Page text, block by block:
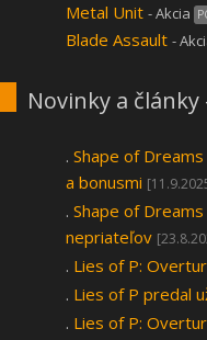
Metal Unit - Akcia
Blade Assault -
Novinky a články
. Shape of
a bonusmi
. Shape of
nepriateľov
. Lies of P:
. Lies of P predal
. Lies of P: